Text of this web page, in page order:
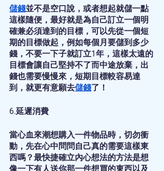
儲錢並不是空口說，或者想起就儲一點
這樣隨便，最好就是為自己訂立一個明
確兼必須達到的目標，可以先從一個短
期的目標做起，例如每個月要儲到多少
錢，不要一下子就訂立1年，這樣太遠的
目標會讓自己堅持不了而中途放棄，出
錢也需要慢慢來，短期目標較容易達
到，就更有意願去儲錢了！
6.延遲消費
當心血來潮想購入一件物品時，切勿衝
動，先在心中問問自己真的需要這樣東
西嗎？最快捷確立內心想法的方法是想
像一下有人送你那一件想買的東西以及